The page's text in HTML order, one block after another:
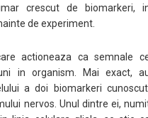
crescut de biomarkeri,
de experiment.
actioneaza ca semnale
in organism. Mai exact,
a doi biomarkeri
nervos. Unul dintre ei,